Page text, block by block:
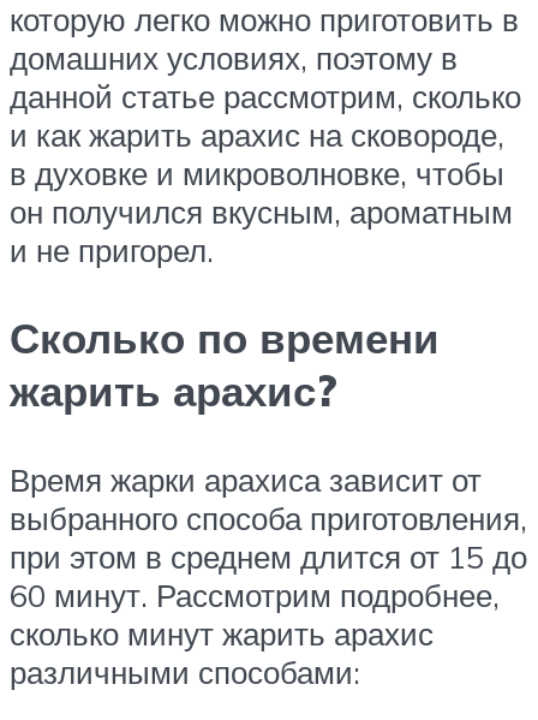
которую легко можно приготовить в
домашних условиях, поэтому в
данной статье рассмотрим, сколько
и как жарить арахис на сковороде,
в духовке и микроволновке, чтобы
он получился вкусным, ароматным
и не пригорел.
Сколько по времени
жарить арахис?
Время жарки арахиса зависит от
выбранного способа приготовления,
при этом в среднем длится от 15 до
60 минут. Рассмотрим подробнее,
сколько минут жарить арахис
различными способами: